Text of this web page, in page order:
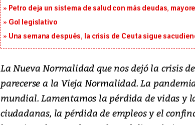
Petro deja un sistema de salud con más deudas,
Gol legislativo
Una semana después, la crisis de Ceuta sigue
La Nueva Normalidad que nos dejó la crisis
parecerse a la Vieja Normalidad. La
mundial. Lamentamos la pérdida de vidas y
ciudadanas, la pérdida de empleos y el